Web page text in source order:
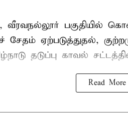
பகுதியில்
சேதம் ஏற்படுத்துதல்,
தடுப்பு காவல்
Read More